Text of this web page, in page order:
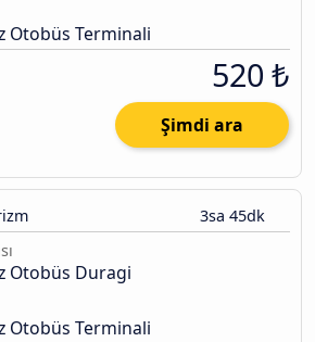
Otobüs Terminali
520 ₺
Şimdi ara
3sa 45dk
Otobüs Duragi
Otobüs Terminali